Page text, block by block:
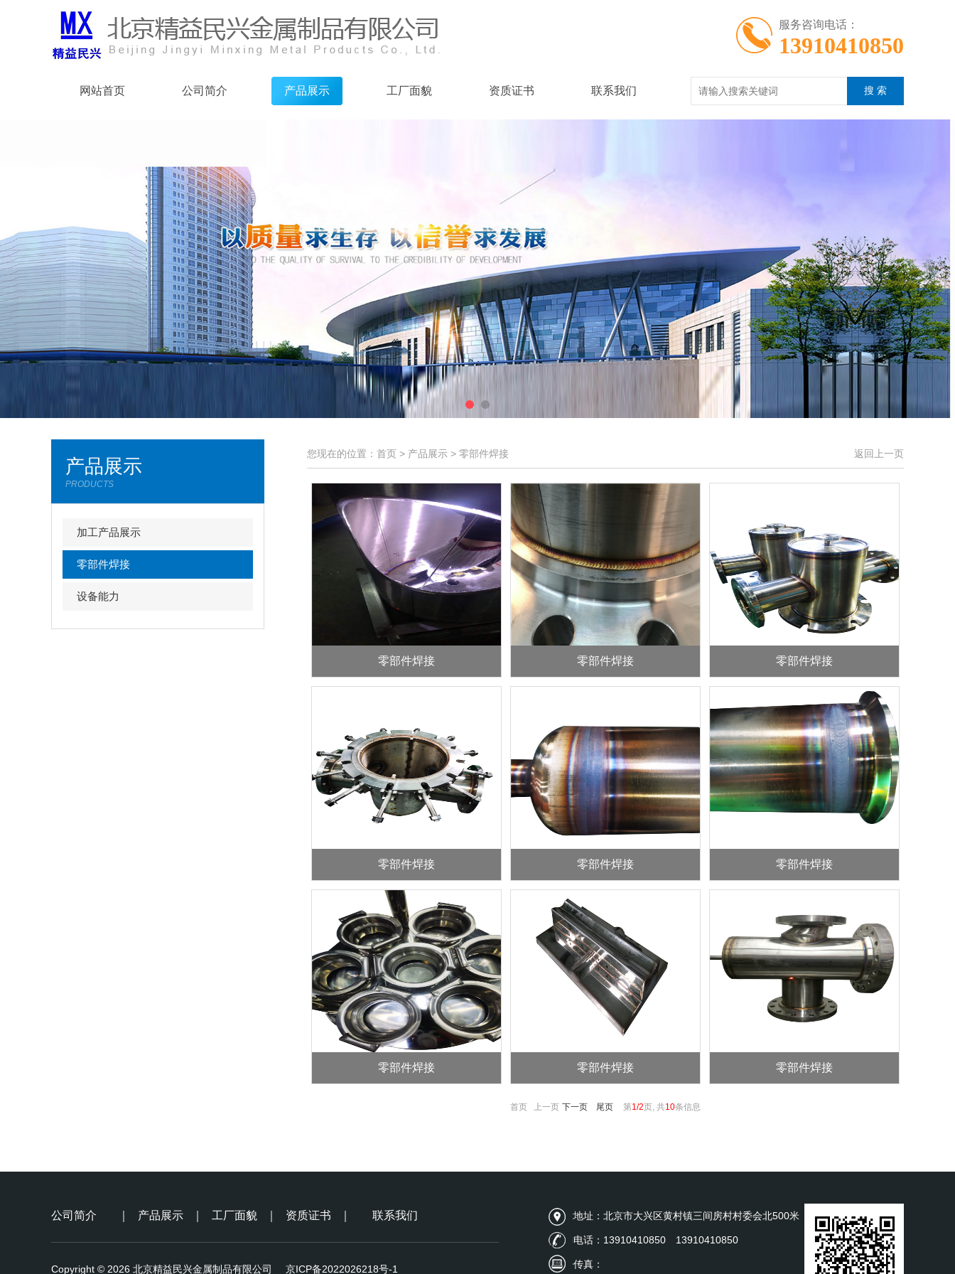
服务咨询电话：
13910410850
网站首页 公司简介 产品展示 工厂面貌 资质证书 联系我们
产品展示
PRODUCTS
加工产品展示
零部件焊接
设备能力
您现在的位置：首页 > 产品展示 > 零部件焊接 返回上一页
零部件焊接 零部件焊接 零部件焊接
零部件焊接 零部件焊接 零部件焊接
零部件焊接 零部件焊接 零部件焊接
首页 上一页 下一页 尾页 第1/2页, 共10条信息
公司简介 产品展示 工厂面貌 资质证书 联系我们
Copyright © 2026 北京精益民兴金属制品有限公司 京ICP备2022026218号-1
地址：北京市大兴区黄村镇三间房村村委会北500米
电话：13910410850 13910410850
传真：